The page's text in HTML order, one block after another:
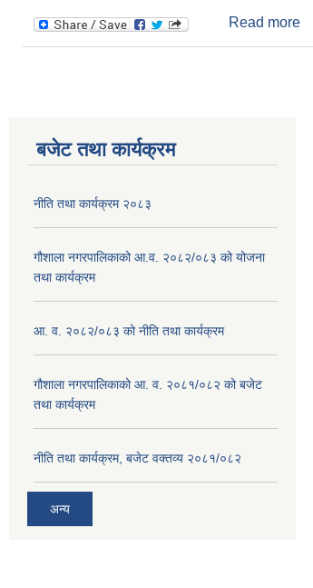
Read more
बजेट तथा कार्यक्रम
नीति तथा कार्यक्रम २०८३
गौशाला नगरपालिकाको आ.व. २०८२/०८३ को योजना
तथा कार्यक्रम
आ. व. २०८२/०८३ को नीति तथा कार्यक्रम
गौशाला नगरपालिकाको आ. व. २०८१/०८२ को बजेट
तथा कार्यक्रम
नीति तथा कार्यक्रम, बजेट वक्तव्य २०८१/०८२
अन्य